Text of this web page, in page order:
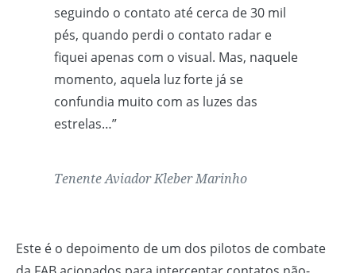
seguindo o contato até cerca de 30 mil
pés, quando perdi o contato radar e
fiquei apenas com o visual. Mas, naquele
momento, aquela luz forte já se
confundia muito com as luzes das
estrelas…”
Tenente Aviador Kleber Marinho
Este é o depoimento de um dos pilotos de combate